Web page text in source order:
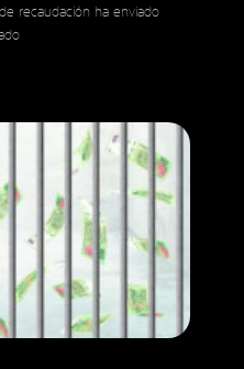
recaudación ha enviado